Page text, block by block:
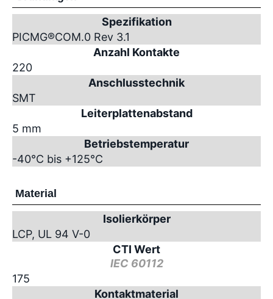
Spezifikation
PICMG®COM.0 Rev 3.1
Anzahl Kontakte
220
Anschlusstechnik
SMT
Leiterplattenabstand
5 mm
Betriebstemperatur
-40°C bis +125°C
Material
Isolierkörper
LCP, UL 94 V-0
CTI Wert
IEC 60112
175
Kontaktmaterial